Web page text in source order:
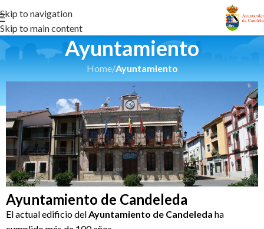
Skip to navigation
Skip to main content
Ayuntamiento
Home/Ayuntamiento
Ayuntamiento de Candeleda
El actual edificio delAyuntamiento de Candeleda ha